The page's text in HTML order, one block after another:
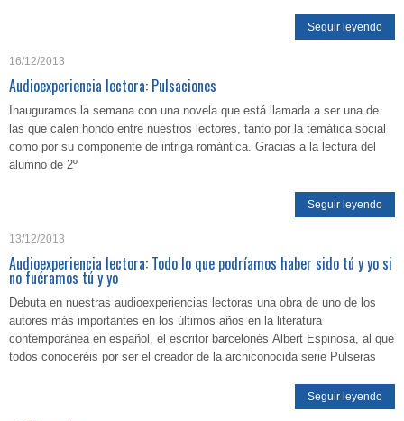
Seguir leyendo
16/12/2013
Audioexperiencia lectora: Pulsaciones
Inauguramos la semana con una novela que está llamada a ser una de
las que calen hondo entre nuestros lectores, tanto por la temática social
como por su componente de intriga romántica. Gracias a la lectura del
alumno de 2º
Seguir leyendo
13/12/2013
Audioexperiencia lectora: Todo lo que podríamos haber sido tú y yo si
no fuéramos tú y yo
Debuta en nuestras audioexperiencias lectoras una obra de uno de los
autores más importantes en los últimos años en la literatura
contemporánea en español, el escritor barcelonés Albert Espinosa, al que
todos conoceréis por ser el creador de la archiconocida serie Pulseras
Seguir leyendo